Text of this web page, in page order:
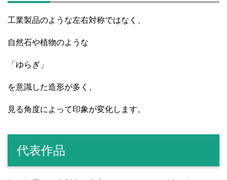
工業製品のような左右対称ではなく、
自然石や植物のような
「ゆらぎ」
を意識した造形が多く、
見る角度によって印象が変化します。
代表作品